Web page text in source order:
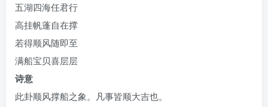
五湖四海任君行
高挂帆蓬自在撑
若得顺风随即至
满船宝贝喜层层
诗意
此卦顺风撑船之象。凡事皆顺大吉也。